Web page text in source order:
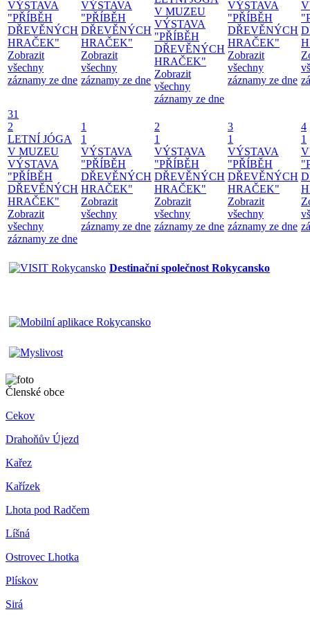
VÝSTAVA
"PŘÍBĚH
DŘEVĚNÝCH
HRAČEK"
Zobrazit
všechny
záznamy ze dne
VÝSTAVA
"PŘÍBĚH
DŘEVĚNÝCH
HRAČEK"
Zobrazit
všechny
záznamy ze dne
V MUZEU
VÝSTAVA
"PŘÍBĚH
DŘEVĚNÝCH
HRAČEK"
Zobrazit
všechny
záznamy ze dne
VÝSTAVA
"PŘÍBĚH
DŘEVĚNÝCH
HRAČEK"
Zobrazit
všechny
záznamy ze dne
31
2
LETNÍ JÓGA
V MUZEU
VÝSTAVA
"PŘÍBĚH
DŘEVĚNÝCH
HRAČEK"
Zobrazit
všechny
záznamy ze dne
1
1
VÝSTAVA
"PŘÍBĚH
DŘEVĚNÝCH
HRAČEK"
Zobrazit
všechny
záznamy ze dne
2
1
VÝSTAVA
"PŘÍBĚH
DŘEVĚNÝCH
HRAČEK"
Zobrazit
všechny
záznamy ze dne
3
1
VÝSTAVA
"PŘÍBĚH
DŘEVĚNÝCH
HRAČEK"
Zobrazit
všechny
záznamy ze dne
4
1
Destinační společnost Rokycansko
Členské obce
Cekov
Drahoňův Újezd
Kařez
Kařízek
Lhota pod Radčem
Líšná
Ostrovec Lhotka
Plískov
Sirá